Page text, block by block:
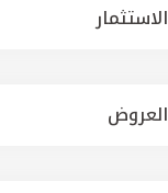
الاستثمار
العروض